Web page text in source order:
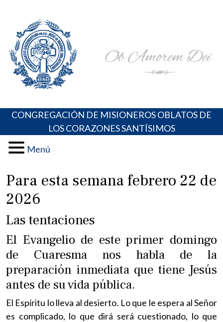
content
Portal de los Padres Oblatos. Advocaciones Marianas,
Oraciones, Música religiosa y más
CONGREGACIÓN DE MISIONEROS OBLATOS DE
LOS CORAZONES SANTÍSIMOS
Menú
Para esta semana febrero 22 de
2026
Las tentaciones
El Evangelio de este primer domingo
de Cuaresma nos habla de la
preparación inmediata que tiene Jesús
antes de su vida pública.
El Espíritu lo lleva al desierto. Lo que le espera al Señor
es complicado, lo que dirá será cuestionado, lo que